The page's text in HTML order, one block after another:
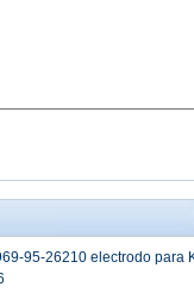
95-26210 electrodo para